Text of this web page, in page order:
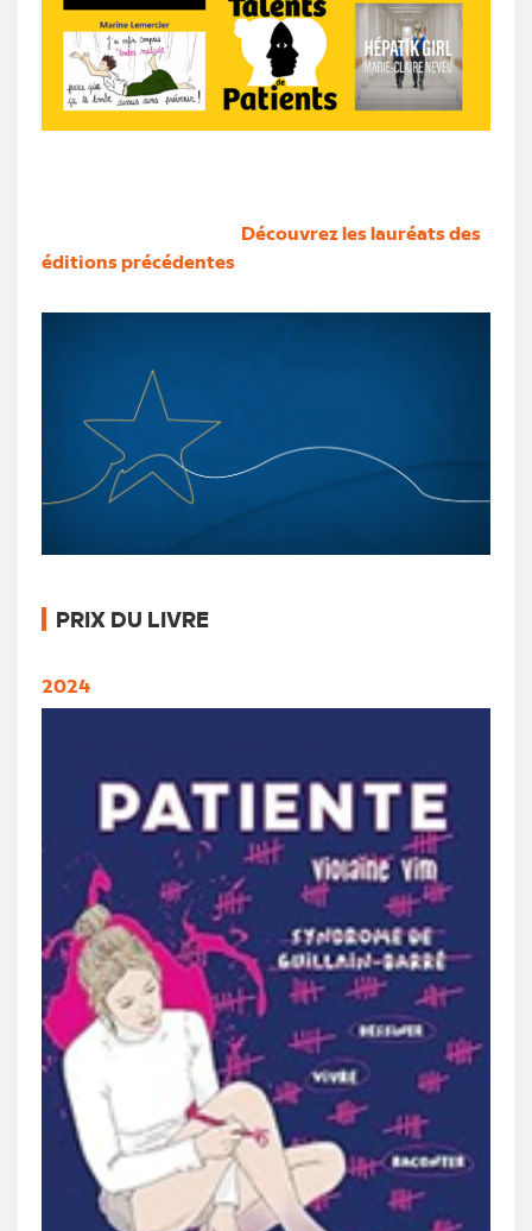
Découvrez les lauréats des
éditions précédentes
PRIX DU LIVRE
2024